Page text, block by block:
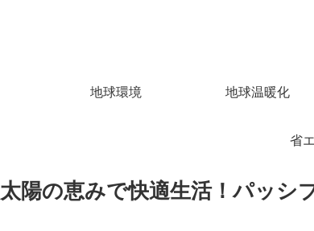
地球環境 地球温暖化
省
太陽の恵みで快適生活！パッシ